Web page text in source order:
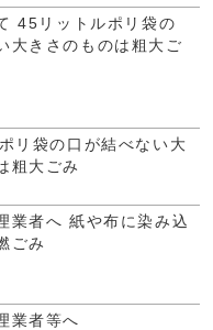
45リットルポリ袋の
大きさのものは粗大ご
リ袋の口が結べない大
粗大ごみ
業者へ 紙や布に染み込
ごみ
業者等へ